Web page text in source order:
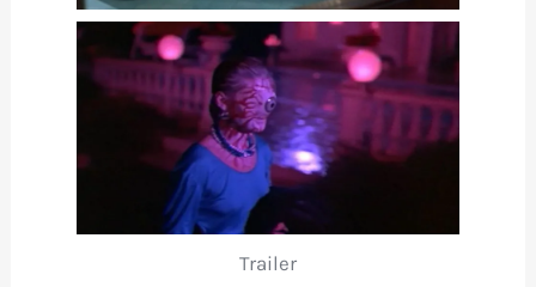
Trailer